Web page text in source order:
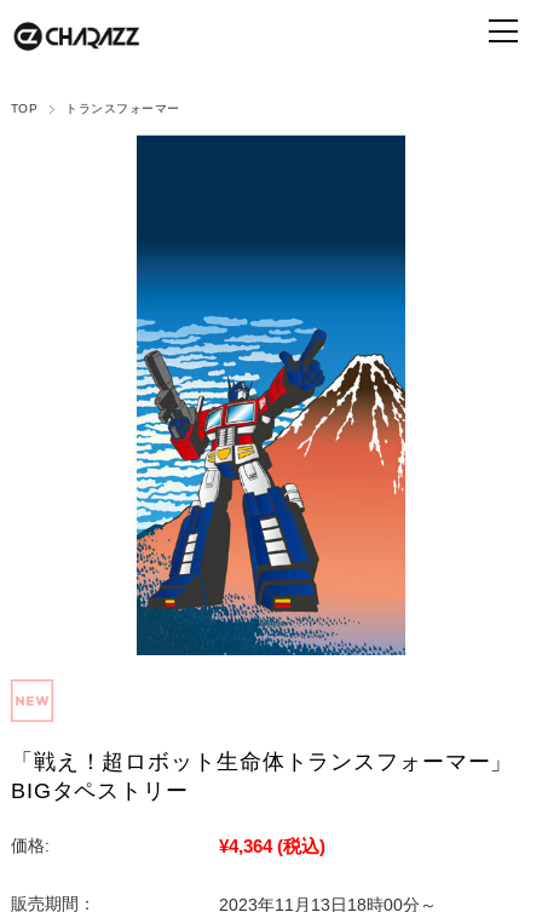
TOP トランスフォーマー
「戦え！超ロボット生命体トランスフォーマー」
BIGタペストリー
価格: ¥4,364 (税込)
販売期間：
2023年11月13日18時00分～